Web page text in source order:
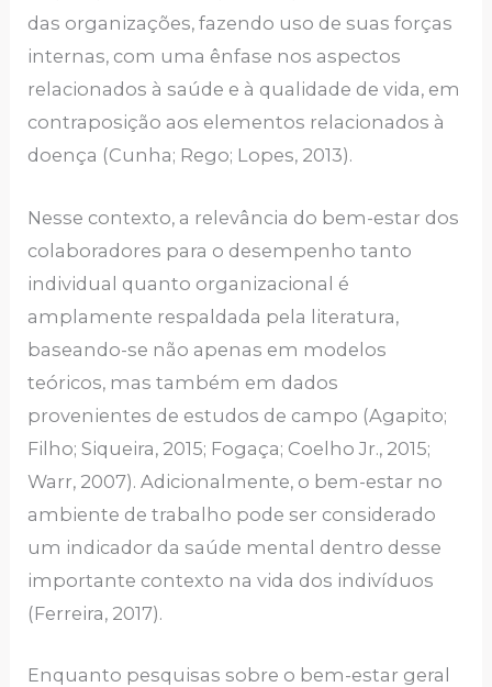
das organizações, fazendo uso de suas forças
internas, com uma ênfase nos aspectos
relacionados à saúde e à qualidade de vida, em
contraposição aos elementos relacionados à
doença (Cunha; Rego; Lopes, 2013).
Nesse contexto, a relevância do bem-estar dos
colaboradores para o desempenho tanto
individual quanto organizacional é
amplamente respaldada pela literatura,
baseando-se não apenas em modelos
teóricos, mas também em dados
provenientes de estudos de campo (Agapito;
Filho; Siqueira, 2015; Fogaça; Coelho Jr., 2015;
Warr, 2007). Adicionalmente, o bem-estar no
ambiente de trabalho pode ser considerado
um indicador da saúde mental dentro desse
importante contexto na vida dos indivíduos
(Ferreira, 2017).
Enquanto pesquisas sobre o bem-estar geral